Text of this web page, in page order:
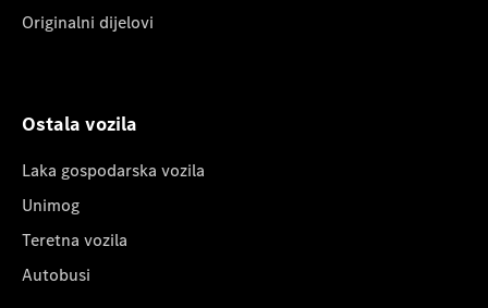
Originalni dijelovi
Ostala vozila
Laka gospodarska vozila
Unimog
Teretna vozila
Autobusi